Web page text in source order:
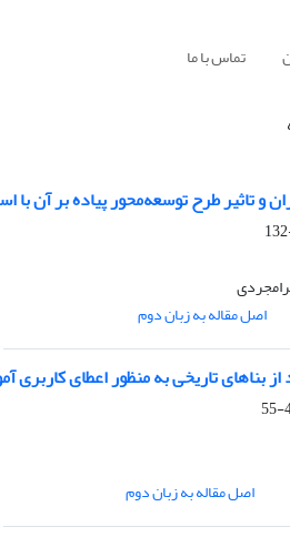
تماس با ما
طرح توسعه‌محور پیاده بر آن با
اصل مقاله به زبان دوم
بناهای تاریخی به منظور اعطای کاربری
اصل مقاله به زبان دوم